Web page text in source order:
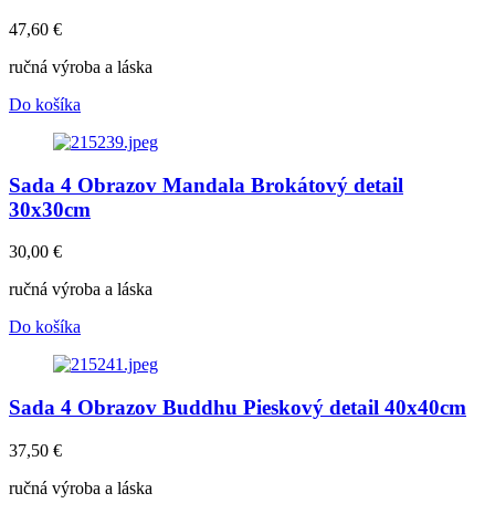
47,60 €
ručná výroba a láska
Do košíka
Sada 4 Obrazov Mandala Brokátový detail
30x30cm
30,00 €
ručná výroba a láska
Do košíka
Sada 4 Obrazov Buddhu Pieskový detail 40x40cm
37,50 €
ručná výroba a láska